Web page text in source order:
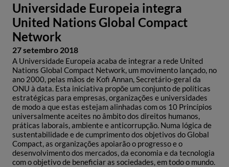
Universidade Europeia integra
United Nations Global Compact
Network
27 setembro 2018
A Universidade Europeia acaba de integrar a rede United
Nations Global Compact Network, um movimento lançado, no
ano 2000, pelas mãos de Kofi Annan, Secretário-geral da
ONU à data. Esta iniciativa propõe um conjunto de políticas
estratégicas para empresas, organizações e universidades
de modo a que estas estejam alinhadas com os 10 Princípios
universalmente aceites no âmbito dos direitos humanos,
práticas laborais, ambiente e anticorrupção. Numa lógica de
sustentabilidade e de cumprimento dos objetivos do Global
Compact, as organizações apoiarão o progresso e o
desenvolvimento dos mercados, da economia e da tecnologia
com o objetivo de beneficiar as sociedades, em todo o mundo.